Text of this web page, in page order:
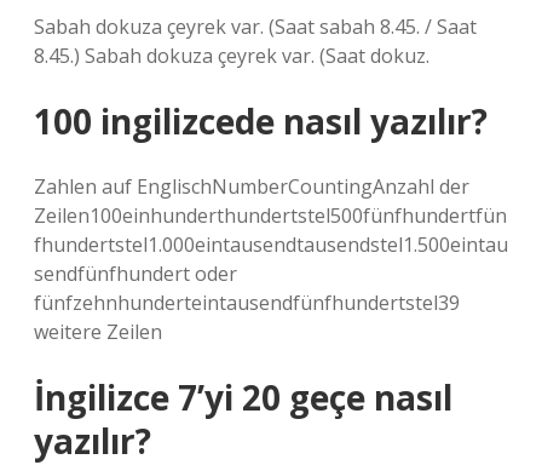
Sabah dokuza çeyrek var. (Saat sabah 8.45. / Saat
8.45.) Sabah dokuza çeyrek var. (Saat dokuz.
100 ingilizcede nasıl yazılır?
Zahlen auf EnglischNumberCountingAnzahl der
Zeilen100einhunderthundertstel500fünfhundertfün
fhundertstel1.000eintausendtausendstel1.500eintau
sendfünfhundert oder
fünfzehnhunderteintausendfünfhundertstel39
weitere Zeilen
İngilizce 7’yi 20 geçe nasıl
yazılır?